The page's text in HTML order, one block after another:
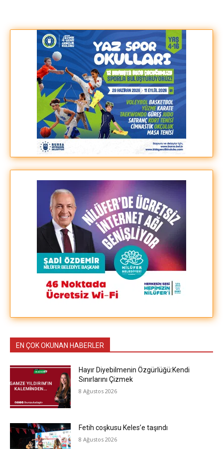
EN ÇOK OKUNAN HABERLER
Hayır Diyebilmenin Özgürlüğü:Kendi
Sınırlarını Çizmek
8 Ağustos 2026
Fetih coşkusu Keles’e taşındı
8 Ağustos 2026